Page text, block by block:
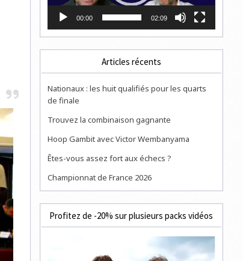
00:00 02:09
Articles récents
Nationaux : les huit qualifiés pour les quarts
de finale
Trouvez la combinaison gagnante
Hoop Gambit avec Victor Wembanyama
Êtes-vous assez fort aux échecs ?
Championnat de France 2026
Profitez de -20% sur plusieurs packs vidéos